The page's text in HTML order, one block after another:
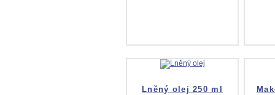
Lněný olej 250 ml